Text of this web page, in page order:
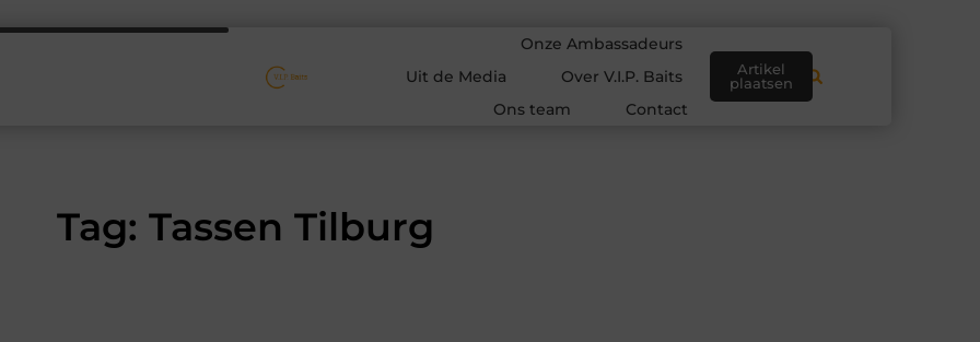
Onze Ambassadeurs
Uit de Media
Over V.I.P. Baits
Ons team
Contact
Artikel
plaatsen
Tag: Tassen Tilburg